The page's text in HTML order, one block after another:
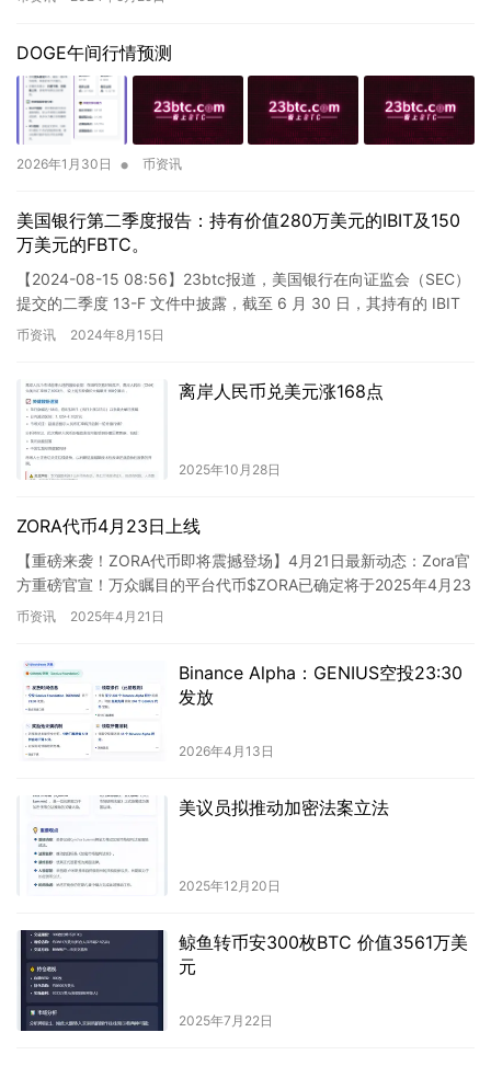
DOGE午间行情预测
2026年1月30日 • 币资讯
美国银行第二季度报告：持有价值280万美元的IBIT及150
万美元的FBTC。
【2024-08-15 08:56】23btc报道，美国银行在向证监会（SEC）
提交的二季度 13-F 文件中披露，截至 6 月 30 日，其持有的 IBIT
价值达到 280 万…
币资讯 2024年8月15日
离岸人民币兑美元涨168点
2025年10月28日
ZORA代币4月23日上线
【重磅来袭！ZORA代币即将震撼登场】4月21日最新动态：Zora官
方重磅官宣！万众瞩目的平台代币$ZORA已确定将于2025年4月23
日正式震撼亮相！这不仅仅是又一个代币的诞生，…
币资讯 2025年4月21日
Binance Alpha：GENIUS空投23:30
发放
2026年4月13日
美议员拟推动加密法案立法
2025年12月20日
鲸鱼转币安300枚BTC 价值3561万美
元
2025年7月22日